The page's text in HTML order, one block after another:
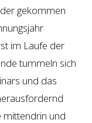
gekommen
im Laufe der
tummeln sich
und das
mittendrin und